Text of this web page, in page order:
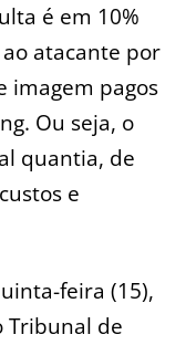
é em 10%
atacante por
imagem pagos
Ou seja, o
quantia, de
e
feira (15),
Tribunal de